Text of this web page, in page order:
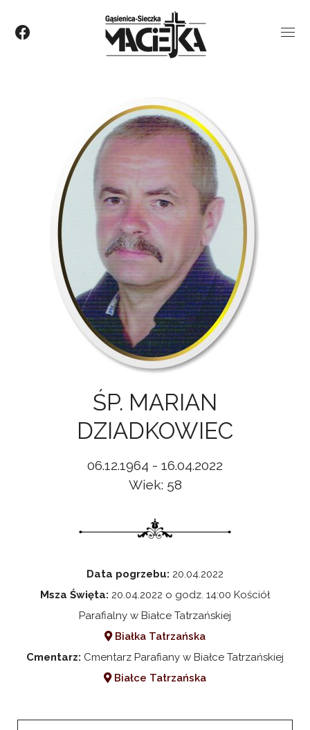
ŚP. MARIAN
DZIADKOWIEC
06.12.1964 - 16.04.2022
Wiek: 58
Data pogrzebu: 20.04.2022
Msza Święta: 20.04.2022 o godz. 14:00 Kościół
Parafialny w Białce Tatrzańskiej
Białka Tatrzańska
Cmentarz: Cmentarz Parafiany w Białce Tatrzańskiej
Białce Tatrzańska